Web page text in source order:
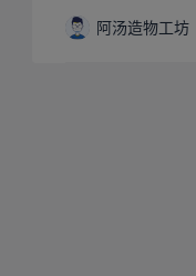
阿汤造物工坊